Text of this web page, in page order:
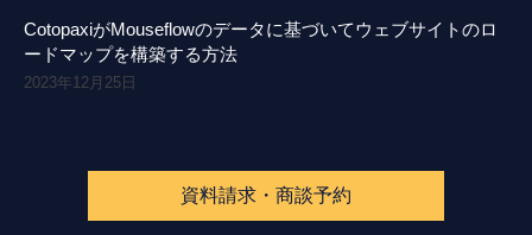
CotopaxiがMouseflowのデータに基づいてウェブサイトのロ
ードマップを構築する方法
2023年12月25日
資料請求・商談予約